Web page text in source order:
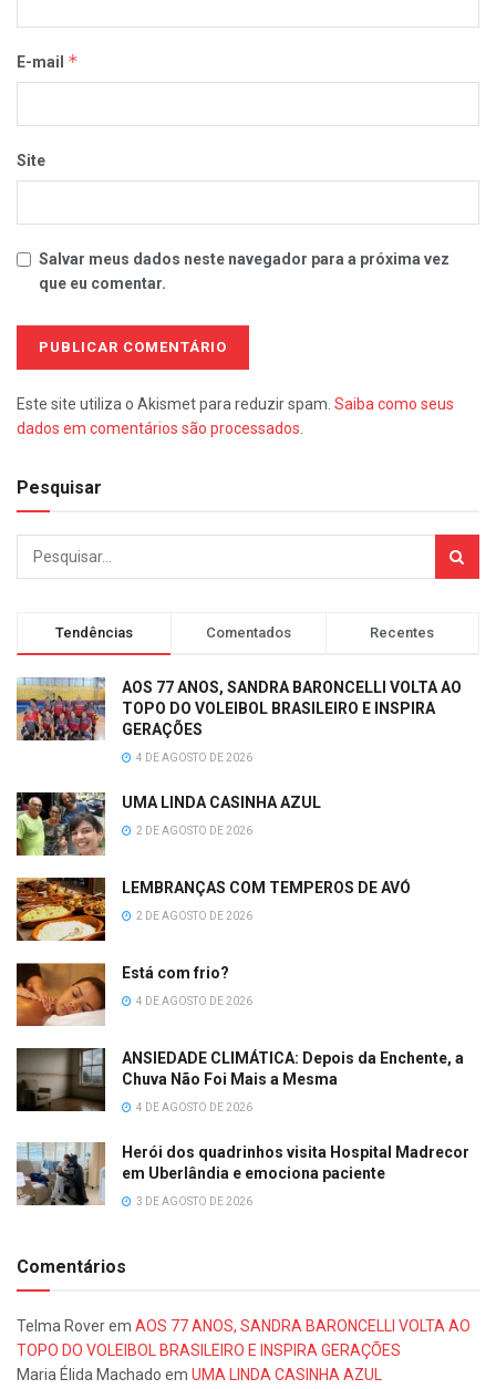
E-mail *
Site
Salvar meus dados neste navegador para a próxima vez
que eu comentar.
Este site utiliza o Akismet para reduzir spam. Saiba como seus
dados em comentários são processados
Pesquisar
Tendências Comentados Recentes
AOS 77 ANOS, SANDRA BARONCELLI VOLTA AO
TOPO DO VOLEIBOL BRASILEIRO E INSPIRA
GERAÇÕES
4 DE AGOSTO DE 2026
UMA LINDA CASINHA AZUL
2 DE AGOSTO DE 2026
LEMBRANÇAS COM TEMPEROS DE AVÓ
2 DE AGOSTO DE 2026
Está com frio?
4 DE AGOSTO DE 2026
ANSIEDADE CLIMÁTICA: Depois da Enchente, a
Chuva Não Foi Mais a Mesma
4 DE AGOSTO DE 2026
Herói dos quadrinhos visita Hospital Madrecor
em Uberlândia e emociona paciente
3 DE AGOSTO DE 2026
Comentários
Telma Roverem AOS 77 ANOS, SANDRA BARONCELLI VOLTA AO
TOPO DO VOLEIBOL BRASILEIRO E INSPIRA GERAÇÕES
Maria Élida Machado em UMA LINDA CASINHA AZUL